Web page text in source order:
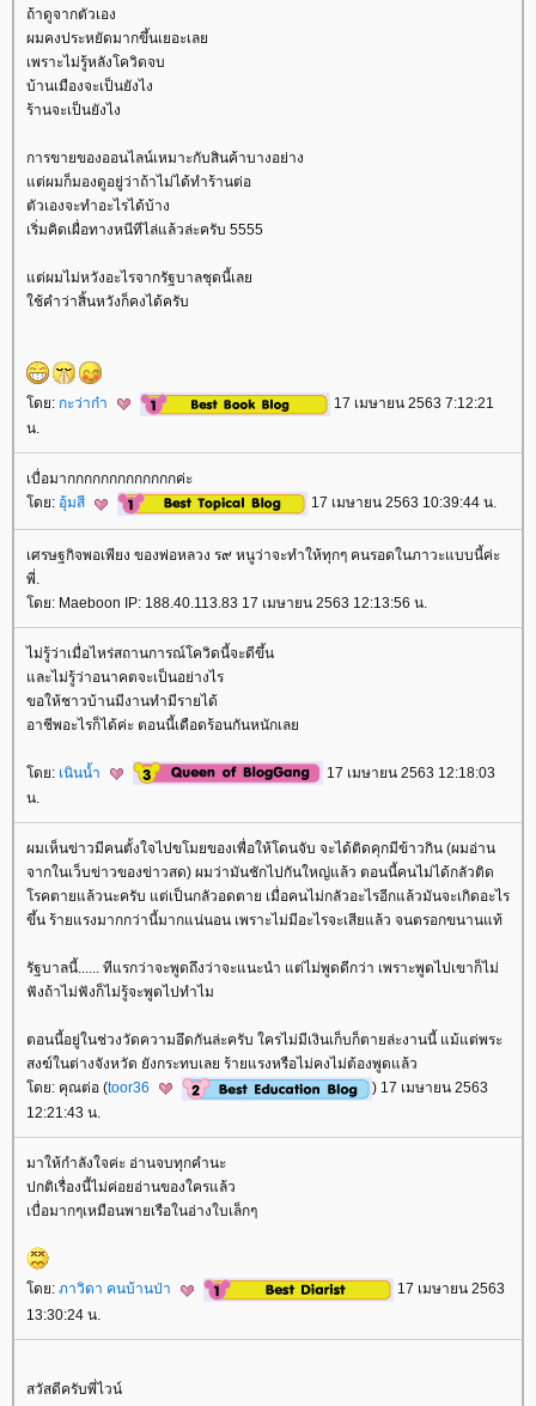
ถ้าดูจากตัวเอง
ผมคงประหยัดมากขึ้นเยอะเล
เพราะไม่รู้หลังโควิดจบ
บ้านเมืองจะเป็นยังไง
ร้านจะเป็นยังไง
การขายของออนไลน์เหมาะกับสินค้าบางอย่าง
ต่ผมก็มองดูอยู่ว่าถ้าไม่ได้ทำร้านต่อ
ตัวเองจะทำอะไรได้บ้าง
เริ่มคิดเผื่อทางหนีทีไล่แล้วล่ะครับ 5555
ต่ผมไม่หวังอะไรจากรัฐบาลชุดนี้เล
ช้คำว่าสิ้นหวังก็คงได้ครับ
ดย: กะว่าก๋า
17 เมษายน 2563 7:12:21
น.
เบื่อมากกกกกกกกกกกกกค่ะ
ดย: อุ้มสี 17 เมษายน 2563 10:39:44 น.
เศรษฐกิจพอเพียง ของพ่อหลวง ร๙ หนูว่าจะทำให้ทุกๆ คนรอดในภาวะแบบนี้ค่ะ
พี่.
ดย: Maeboon IP: 188.40.113.83 17 เมษายน 2563 12:13:56 น.
ไม่รู้ว่าเมื่อไหร่สถานการณ์โควิดนี้จะดีขึ้น
ละไม่รู้ว่าอนาคตจะเป็นอย่างไร
ขอให้ชาวบ้านมีงานทำมีรายได้
อาชีพอะไรก็ได้ค่ะ ตอนนี้เดือดร้อนกันหนักเล
ดย: เนินน้ำ
17 เมษายน 2563 12:18:03
น.
ผมเห็นข่าวมีคนตั้งใจไปขโมยของเพื่อให้โดนจับ จะได้ติดคุกมีข้าวกิน (ผมอ่าน
จากในเว็บข่าวของข่าวสด) ผมว่ามันชักไปกันใหญ่แล้ว ตอนนี้คนไม่ได้กลัวติด
รคตายแล้วนะครับ แต่เป็นกลัวอดตาย เมื่อคนไม่กลัวอะไรอีกแล้วมันจะเกิดอะไร
ขึ้น ร้ายแรงมากกว่านี้มากแน่นอน เพราะไม่มีอะไรจะเสียแล้ว จนตรอกขนานแท้
รัฐบาลนี้...... ทีแรกว่าจะพูดถึงว่าจะแนะนำ แต่ไม่พูดดีกว่า เพราะพูดไปเขาก็ไม่
ฟังถ้าไม่ฟังก็ไม่รู้จะพูดไปทำไม
ตอนนี้อยู่ในช่วงวัดความอึดกันล่ะครับ ใครไม่มีเงินเก็บก็ตายล่ะงานนี้ แม้แต่พระ
สงฆ์ในต่างจังหวัด ยังกระทบเลย ร้ายแรงหรือไม่คงไม่ต้องพูดแล้ว
ดย: คุณต่อ (toor36
) 17 เมษายน 2563
12:21:43 น.
มาให้กำลังใจค่ะ อ่านจบทุกคำนะ
ปกติเรื่องนี้ไม่ค่อยอ่านของใครแล้ว
เบื่อมากๆเหมือนพายเรือในอ่างใบเล็กๆ
ดย: ภาวิดา คนบ้านป่า
17 เมษายน 2563
13:30:24 น.
สวัสดีครับพี่ไวน์